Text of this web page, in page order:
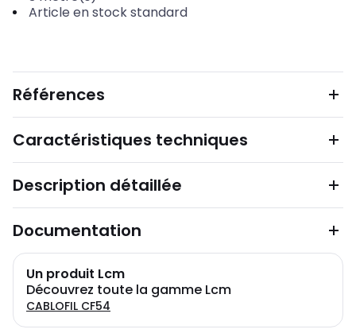
Article en stock standard
Références
Caractéristiques techniques
Description détaillée
Documentation
Un produit Lcm
Découvrez toute la gamme Lcm
CABLOFIL CF54